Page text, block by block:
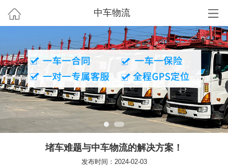
中车物流
堵车难题与中车物流的解决方案！
发布时间：2024-02-03